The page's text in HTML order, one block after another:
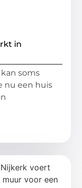
in
soms
nu een huis